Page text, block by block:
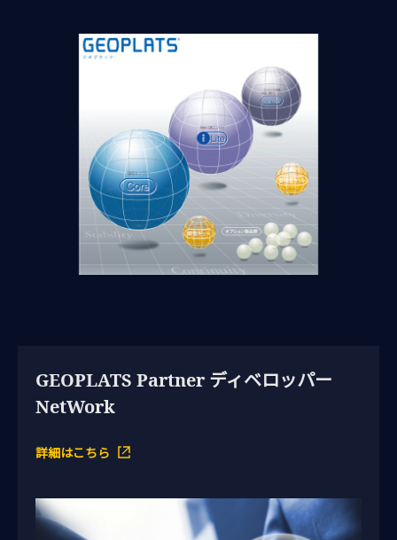
GEOPLATS Partner ディベロッパー
NetWork
詳細はこちら